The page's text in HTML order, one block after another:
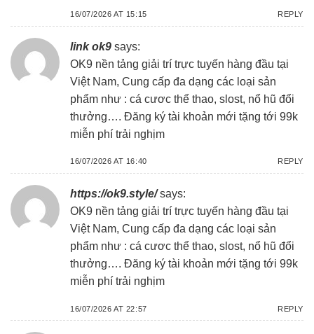
16/07/2026 AT 15:15 REPLY
link ok9 says:
OK9 nền tảng giải trí trực tuyến hàng đầu tại
Việt Nam, Cung cấp đa dạng các loại sản
phẩm như : cá cươc thể thao, slost, nổ hũ đổi
thưởng…. Đăng ký tài khoản mới tặng tới 99k
miễn phí trải nghịm
16/07/2026 AT 16:40 REPLY
https://ok9.style/ says:
OK9 nền tảng giải trí trực tuyến hàng đầu tại
Việt Nam, Cung cấp đa dạng các loại sản
phẩm như : cá cươc thể thao, slost, nổ hũ đổi
thưởng…. Đăng ký tài khoản mới tặng tới 99k
miễn phí trải nghịm
16/07/2026 AT 22:57 REPLY